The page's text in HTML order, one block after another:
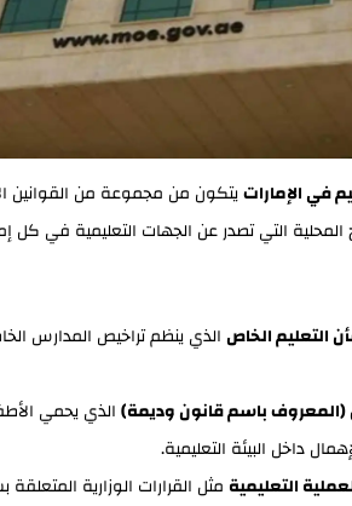
في الإماراتيتكون من مجموعة من القوانين
المحلية التي تصدر عن الجهات التعليمية في كل
التعليم الخاصالذي ينظم تراخيص المدارس
باسم قانون وديمة)الذي يحمي
داخل البيئة التعليمية.
التعليمية مثل القرارات الوزارية